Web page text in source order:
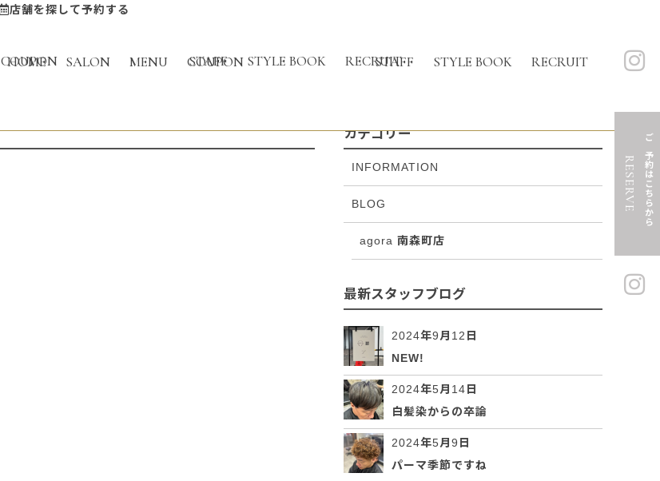
COUPON STAFF STYLE BOOK RECRUIT
ご予約はこちらから
RESERVE
店舗を探して予約する
HOME SALON MENU COUPON STAFF STYLE BOOK RECRUIT
カテゴリー
INFORMATION
BLOG
agora 南森町店
最新スタッフブログ
2024年9月12日
NEW!
2024年5月14日
白髪染からの卒論
2024年5月9日
パーマ季節ですね